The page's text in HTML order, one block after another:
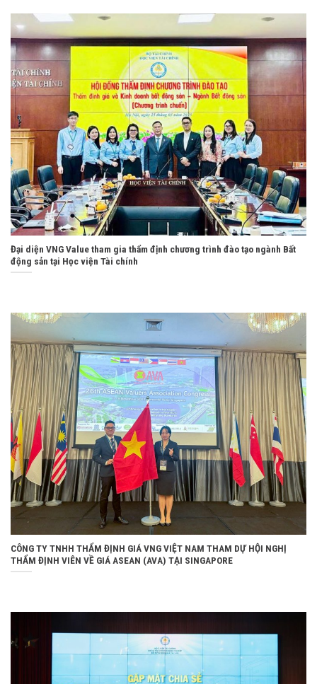
Đại diện VNG Value tham gia thẩm định chương trình đào tạo ngành Bất
động sản tại Học viện Tài chính
CÔNG TY TNHH THẨM ĐỊNH GIÁ VNG VIỆT NAM THAM DỰ HỘI NGHỊ
THẨM ĐỊNH VIÊN VỀ GIÁ ASEAN (AVA) TẠI SINGAPORE